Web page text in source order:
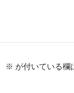
※ が付いている欄